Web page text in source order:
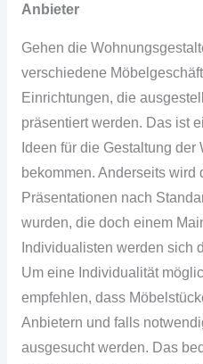
Anbieter
Gehen die
verschiedene
Einrichtungen, die
präsentiert werden. Das ist
Ideen für die Gestaltung der
bekommen. Anderseits wird
Präsentationen nach
wurden, die doch einem
Individualisten werden sich
Um eine Individualität
empfehlen, dass
Anbietern und falls
ausgesucht werden. Das